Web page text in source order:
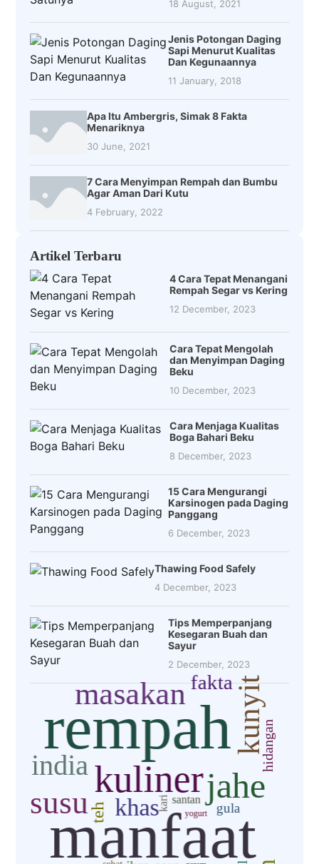
18 August, 2021
Jenis Potongan Daging
Sapi Menurut Kualitas
Dan Kegunaannya
11 January, 2018
Apa Itu Ambergris, Simak 8 Fakta
Menariknya
30 June, 2021
7 Cara Menyimpan Rempah dan Bumbu
Agar Aman Dari Kutu
4 February, 2022
Artikel Terbaru
4 Cara Tepat Menangani
Rempah Segar vs Kering
12 December, 2023
Cara Tepat Mengolah
dan Menyimpan Daging
Beku
10 December, 2023
Cara Menjaga Kualitas
Boga Bahari Beku
8 December, 2023
15 Cara Mengurangi
Karsinogen pada Daging
Panggang
6 December, 2023
Thawing Food Safely
4 December, 2023
Tips Memperpanjang
Kesegaran Buah dan
Sayur
2 December, 2023